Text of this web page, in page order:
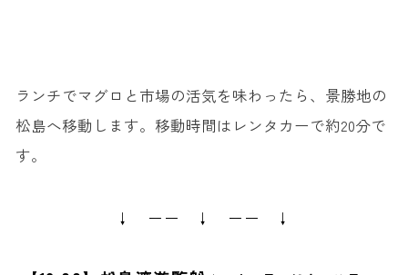
ランチでマグロと市場の活気を味わったら、景勝地の
松島へ移動します。移動時間はレンタカーで約20分で
す。
↓ ーー ↓ ーー ↓